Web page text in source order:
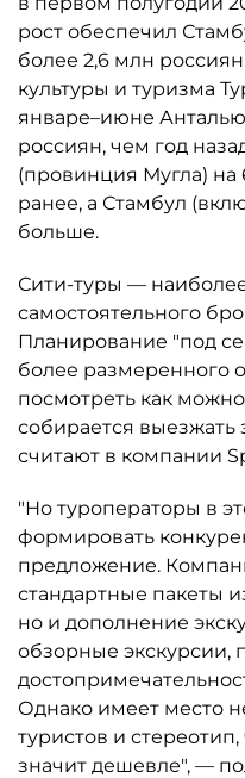
рост обеспечил
более 2,6 млн
культуры и туризма
январе–июне
россиян, чем год
(провинция Мугла) на
ранее, а Стамбул
больше.
Сити-туры —
самостоятельного
Планирование "под
более размеренного
посмотреть как
собирается выезжать
считают в компании
"Но туроператоры в
формировать
предложение.
стандартные пакеты
но и дополнение
обзорные экскурсии,
Однако имеет место
туристов и
значит дешевле", —